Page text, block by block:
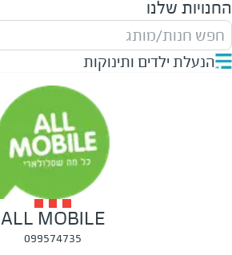
החנויות שלנו
חפש חנות/מותג
הנעלת ילדים ותינוקות
ALL MOBILE
099574735